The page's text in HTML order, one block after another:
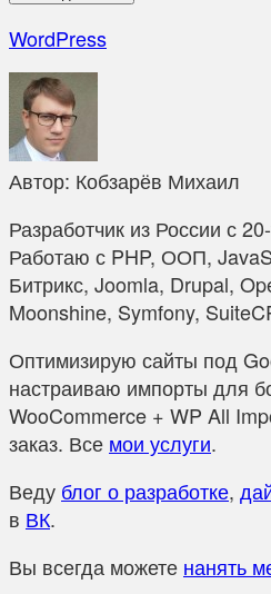
WordPress
Автор: Кобзарёв Михаил
Разработчик из России с
Работаю с PHP, ООП,
Битрикс, Joomla, Drupal,
Moonshine, Symfony,
Оптимизирую сайты под
настраиваю импорты для
WooCommerce + WP All
заказ. Все мои услуги.
Веду блог о разработке,
в ВК.
Вы всегда можете нанять